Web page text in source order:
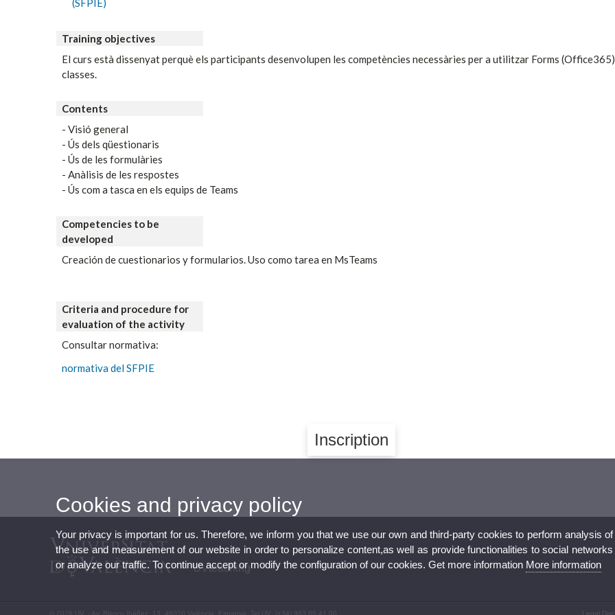
(SFPIE)
Training objectives
El curs està dissenyat perquè els participants desenvolupen les competències necessàries per a utilitzar Forms
classes.
Contents
- Visió general
- Ús dels qüestionaris
- Ús de les formulàries
- Anàlisis de les respostes
- Ús com a tasca en els equips de Teams
Competencies to be
developed
Creación de cuestionarios y formularios. Uso como tarea en MsTeams
Criteria and procedure for
evaluation of the activity
Consultar normativa:
normativa del SFPIE
Inscription
UVteaching
Cookies and privacy policy
Your privacy is important for us. Therefore, we inform you that we use our own and third-party cookies to perform analysis of
the use and measurement of our website in order to personalize content,as well as provide functionalities to social networks
or analyze our traffic. To continue accept or modify the configuration of our cookies. Get more information More information